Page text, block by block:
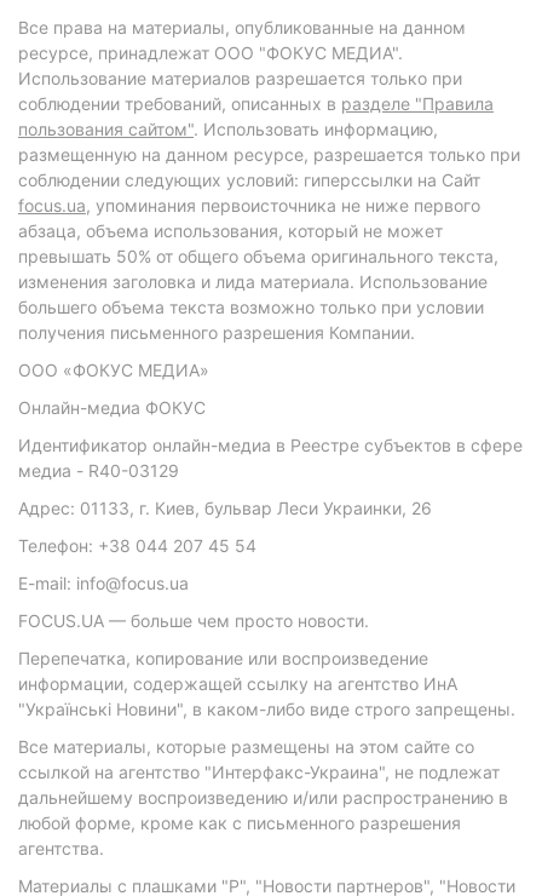
Все права на материалы, опубликованные на данном
ресурсе, принадлежат ООО "ФОКУС МЕДИА".
Использование материалов разрешается только при
соблюдении требований, описанных в разделе "Правила
пользования сайтом". Использовать информацию,
размещенную на данном ресурсе, разрешается только при
соблюдении следующих условий: гиперссылки на Сайт
focus.ua, упоминания первоисточника не ниже первого
абзаца, объема использования, который не может
превышать 50% от общего объема оригинального текста,
изменения заголовка и лида материала. Использование
большего объема текста возможно только при условии
получения письменного разрешения Компании.
ООО «ФОКУС МЕДИА»
Онлайн-медиа ФОКУС
Идентификатор онлайн-медиа в Реестре субъектов в сфере
медиа - R40-03129
Адрес: 01133, г. Киев, бульвар Леси Украинки, 26
Телефон: +38 044 207 45 54
E-mail: info@focus.ua
FOCUS.UA — больше чем просто новости.
Перепечатка, копирование или воспроизведение
информации, содержащей ссылку на агентство ИнА
"Українські Новини", в каком-либо виде строго запрещены.
Все материалы, которые размещены на этом сайте со
ссылкой на агентство "Интерфакс-Украина", не подлежат
дальнейшему воспроизведению и/или распространению в
любой форме, кроме как с письменного разрешения
агентства.
Материалы с плашками "Р", "Новости партнеров", "Новости